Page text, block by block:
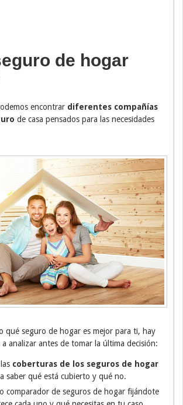
de hogar
encontrar diferentes compañías
de casa pensados para las necesidades
qué seguro de hogar es mejor para ti, hay
analizar antes de tomar la última decisión:
coberturas de los seguros de hogar
saber qué está cubierto y qué no.
comparador de seguros de hogar fijándote